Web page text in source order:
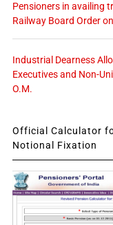
Pensioners in availing
Railway Board Order
Industrial Dearness
Executives and Non-
O.M.
Official Calculator
Notional Fixation